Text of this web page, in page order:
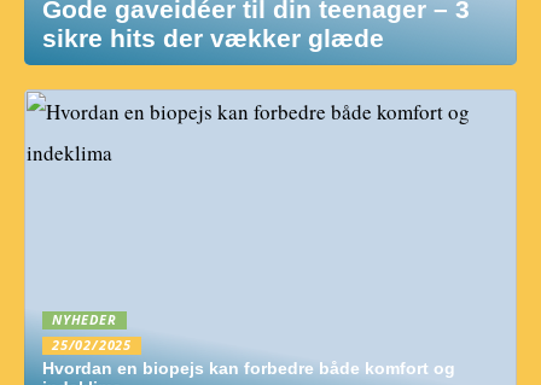
Gode gaveidéer til din teenager – 3
sikre hits der vækker glæde
NYHEDER
25/02/2025
Hvordan en biopejs kan forbedre både komfort og